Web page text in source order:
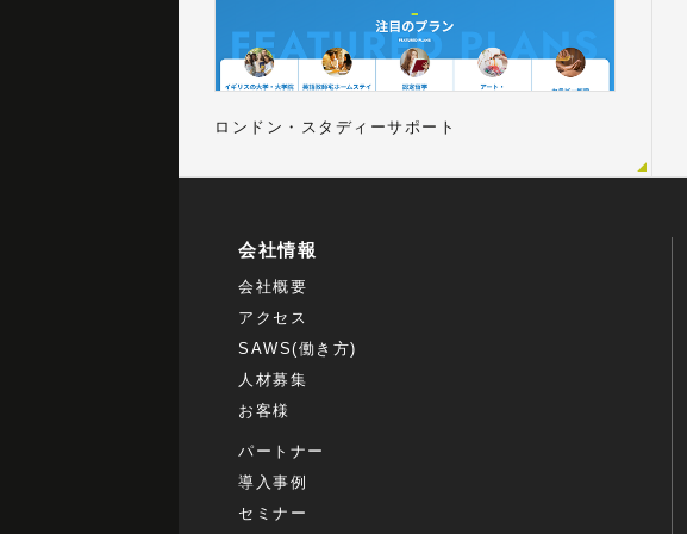
ロンドン・スタディーサポート
会社情報
会社概要
アクセス
SAWS(働き方)
人材募集
お客様
パートナー
導入事例
セミナー